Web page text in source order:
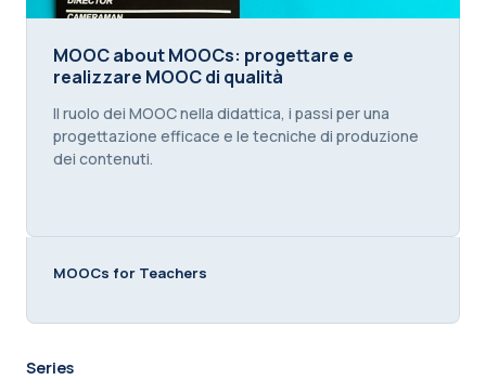
MOOC about MOOCs: progettare e realizzare
MOOC about MOOCs: progettare e
realizzare MOOC di qualità
Course summary text:
Il ruolo dei MOOC nella didattica, i passi per una
progettazione efficace e le tecniche di produzione
dei contenuti.
MOOCs for Teachers
Series